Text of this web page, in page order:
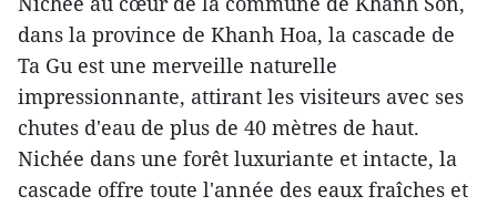
dans la province de Khanh Hoa, la cascade de
Ta Gu est une merveille naturelle
impressionnante, attirant les visiteurs avec ses
chutes d'eau de plus de 40 mètres de haut.
Nichée dans une forêt luxuriante et intacte, la
cascade offre toute l'année des eaux fraîches et